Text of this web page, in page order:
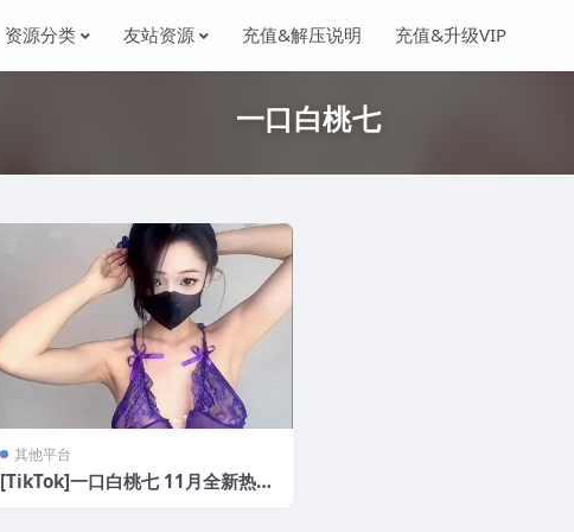
资源分类 友站资源 充值&解压说明 充值&升级VIP
一口白桃七
其他平台
[TikTok]一口白桃七 11月全新热舞